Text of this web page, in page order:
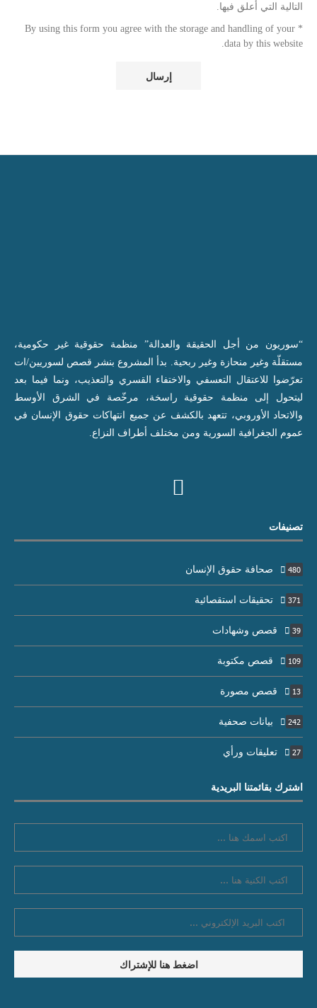
التالية التي أعلق فيها.
* By using this form you agree with the storage and handling of your
data by this website.
“سوريون من أجل الحقيقة والعدالة” منظمة حقوقية غير حكومية،
مستقلّة وغير منحازة وغير ربحية. بدأ المشروع بنشر قصص لسوريين/ات
تعرّضوا للاعتقال التعسفي والاختفاء القسري والتعذيب، ونما فيما بعد
ليتحول إلى منظمة حقوقية راسخة، مرخّصة في الشرق الأوسط
والاتحاد الأوروبي، تتعهد بالكشف عن جميع انتهاكات حقوق الإنسان في
عموم الجغرافية السورية ومن مختلف أطراف النزاع.
تصنيفات
صحافة حقوق الإنسان 480
تحقيقات استقصائية 371
قصص وشهادات 39
قصص مكتوبة 109
قصص مصورة 13
بيانات صحفية 242
تعليقات ورأي 27
اشترك بقائمتنا البريدية